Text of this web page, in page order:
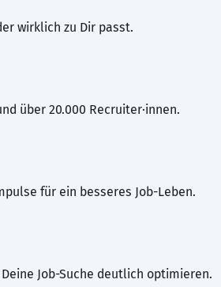
wirklich zu Dir passt.
über 20.000 Recruiter·innen.
für ein besseres Job-Leben.
Job-Suche deutlich optimieren.